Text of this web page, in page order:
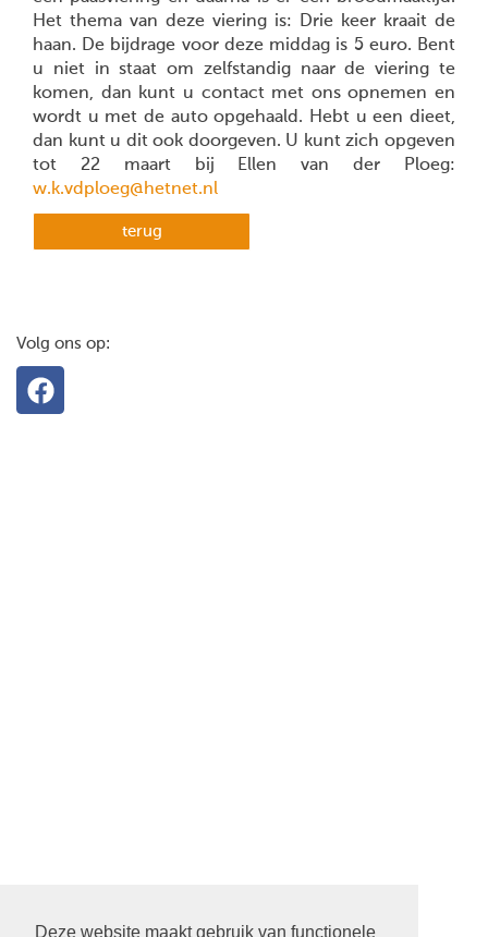
Deze website maakt gebruik van functionele
Het thema van deze viering is: Drie keer kraait de
haan. De bijdrage voor deze middag is 5 euro. Bent
u niet in staat om zelfstandig naar de viering te
komen, dan kunt u contact met ons opnemen en
wordt u met de auto opgehaald. Hebt u een dieet,
dan kunt u dit ook doorgeven. U kunt zich opgeven
tot 22 maart bij Ellen van der Ploeg:
w.k.vdploeg@hetnet.nl
terug
Volg ons op: